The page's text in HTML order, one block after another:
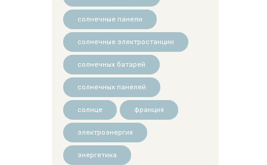
солнечные панели
солнечные электростанции
солнечных батарей
солнечных панелей
солнце франция
электроэнергия
энергетика